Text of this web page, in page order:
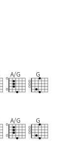
A/G G
A/G G